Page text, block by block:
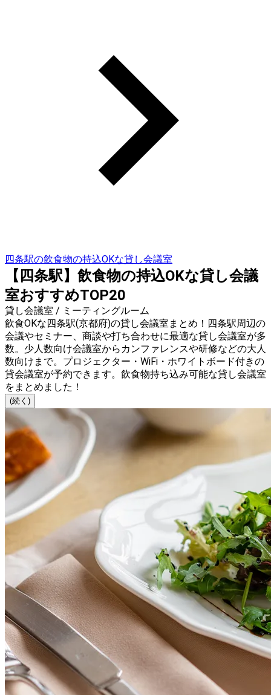
四条駅の飲食物の持込OKな貸し会議室
【四条駅】飲食物の持込OKな貸し会議
室おすすめTOP20
貸し会議室 / ミーティングルーム
飲食OKな四条駅(京都府)の貸し会議室まとめ！四条駅周辺の
会議やセミナー、商談や打ち合わせに最適な貸し会議室が多
数。少人数向け会議室からカンファレンスや研修などの大人
数向けまで。プロジェクター・WiFi・ホワイトボード付きの
貸会議室が予約できます。飲食物持ち込み可能な貸し会議室
をまとめました！
(続く)